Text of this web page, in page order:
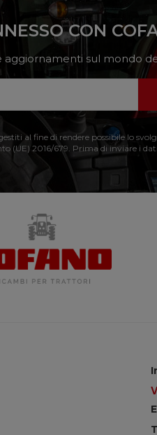
CON
aggiornamenti sul mondo
al fine di rendere possibile lo
(UE) 2016/679. Prima di inviare i